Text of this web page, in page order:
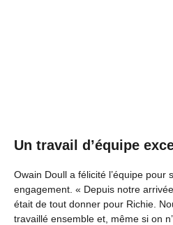
Un travail d’équipe
Owain Doull a félicité l’équipe pour
engagement. « Depuis notre
était de tout donner pour Richie.
travaillé ensemble et, même si on